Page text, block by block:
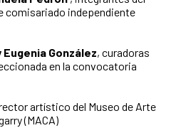
comisariado independiente
González, curadoras
en la convocatoria
artístico del Museo de Arte
(MACA)